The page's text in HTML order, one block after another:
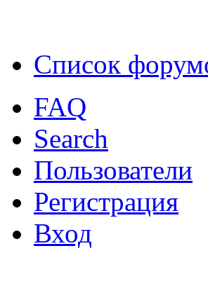
Список
FAQ
Search
Пользователи
Регистрация
Вход